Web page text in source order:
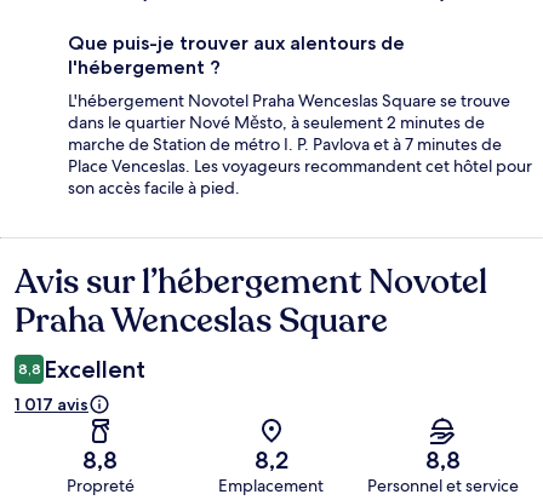
Que puis-je trouver aux alentours de
l'hébergement ?
L'hébergement Novotel Praha Wenceslas Square se trouve
dans le quartier Nové Město, à seulement 2 minutes de
marche de Station de métro I. P. Pavlova et à 7 minutes de
Place Venceslas. Les voyageurs recommandent cet hôtel pour
son accès facile à pied.
Avis
Avis sur l’hébergement Novotel
Praha Wenceslas Square
8,8 Excellent
1 017 avis
8,8
Propreté
8,2
Emplacement
8,8
Personnel et service